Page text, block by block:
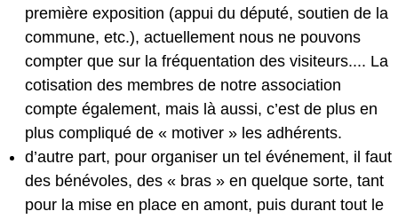
première exposition (appui du député, soutien de la
commune, etc.), actuellement nous ne pouvons
compter que sur la fréquentation des visiteurs.... La
cotisation des membres de notre association
compte également, mais là aussi, c’est de plus en
plus compliqué de « motiver » les adhérents.
d’autre part, pour organiser un tel événement, il faut
des bénévoles, des « bras » en quelque sorte, tant
pour la mise en place en amont, puis durant tout le